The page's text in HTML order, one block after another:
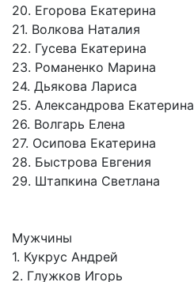
20. Егорова Екатерина
21. Волкова Наталия
22. Гусева Екатерина
23. Романенко Марина
24. Дьякова Лариса
25. Александрова Екатерина
26. Волгарь Елена
27. Осипова Екатерина
28. Быстрова Евгения
29. Штапкина Светлана
Мужчины
1. Кукрус Андрей
2. Глужков Игорь